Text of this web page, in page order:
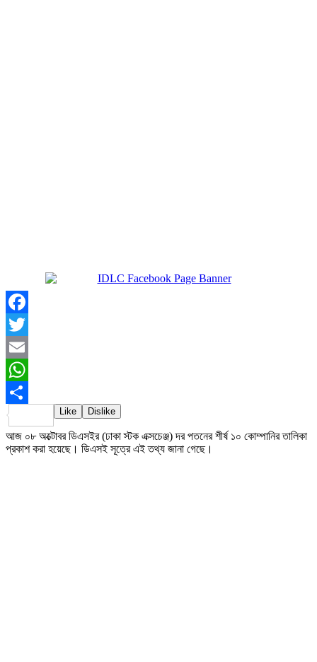
Facebook
Twitter
Email
WhatsApp
Share
Like Dislike
আজ ০৮ অক্টোবর ডিএসইর (ঢাকা স্টক এক্সচেঞ্জ) দর পতনের শীর্ষ ১০ কোম্পানির তালিকা
প্রকাশ করা হয়েছে। ডিএসই সূত্রে এই তথ্য জানা গেছে।